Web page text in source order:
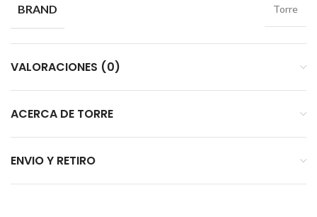
BRAND Torre
VALORACIONES (0)
ACERCA DE TORRE
ENVIO Y RETIRO